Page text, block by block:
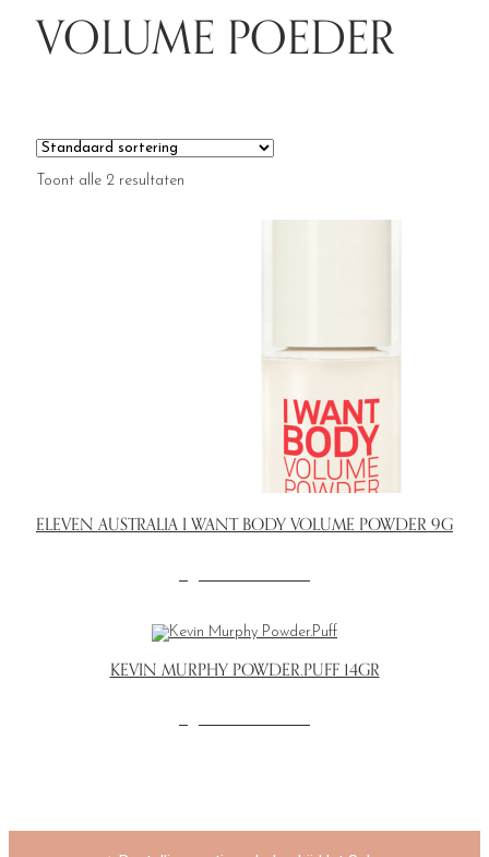
VOLUME POEDER
Toont alle 2 resultaten
ELEVEN AUSTRALIA I WANT BODY VOLUME POWDER 9G
KEVIN MURPHY POWDER.PUFF 14GR